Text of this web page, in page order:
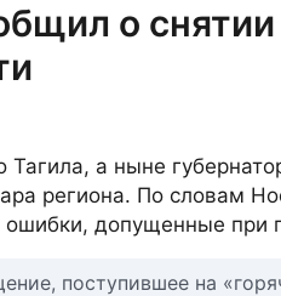
о
а ныне
региона. По словам
допущенные при
поступившее на